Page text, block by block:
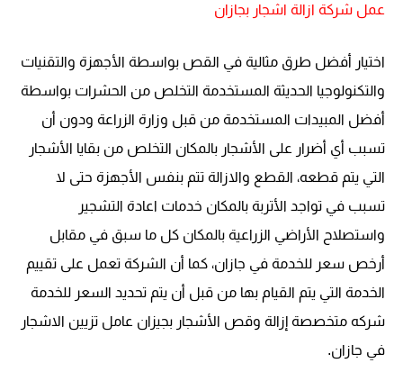
عمل شركة ازالة اشجار بجازان
اختيار أفضل طرق مثالية في القص بواسطة الأجهزة والتقنيات
والتكنولوجيا الحديثة المستخدمة التخلص من الحشرات بواسطة
أفضل المبيدات المستخدمة من قبل وزارة الزراعة ودون أن
تسبب أي أضرار على الأشجار بالمكان التخلص من بقايا الأشجار
التي يتم قطعه، القطع والازالة تتم بنفس الأجهزة حتى لا
تسبب في تواجد الأتربة بالمكان خدمات اعادة التشجير
واستصلاح الأراضي الزراعية بالمكان كل ما سبق في مقابل
أرخص سعر للخدمة في جازان، كما أن الشركة تعمل على تقييم
الخدمة التي يتم القيام بها من قبل أن يتم تحديد السعر للخدمة
شركه متخصصة إزالة وقص الأشجار بجيزان عامل تزيين الاشجار
في جازان.